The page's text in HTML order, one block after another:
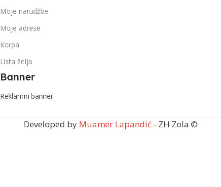
Moje narudžbe
Moje adrese
Korpa
Lista želja
Banner
Reklamni banner
Developed by Muamer Lapandić- ZH Zola ©